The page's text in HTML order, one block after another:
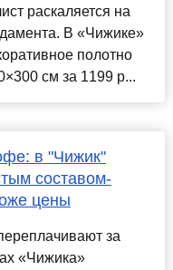
раскаляется на
В «Чижике»
полотно
см за 1199 р...
в "Чижик"
составом-
цены
за
«Чижика»